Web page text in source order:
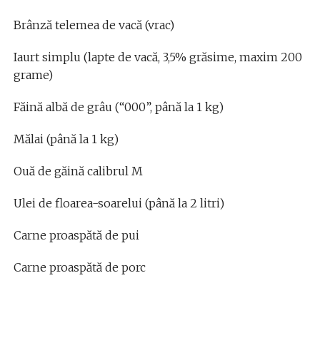
Brânză telemea de vacă (vrac)
Iaurt simplu (lapte de vacă, 3,5% grăsime, maxim 200
grame)
Făină albă de grâu (“000”, până la 1 kg)
Mălai (până la 1 kg)
Ouă de găină calibrul M
Ulei de floarea-soarelui (până la 2 litri)
Carne proaspătă de pui
Carne proaspătă de porc